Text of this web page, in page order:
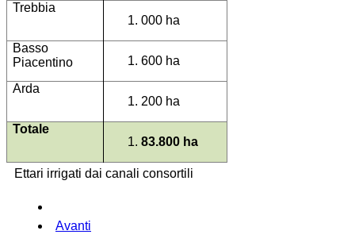
Trebbia
000 ha
Basso
Piacentino
600 ha
Arda
200 ha
Totale
83.800 ha
Ettari irrigati dai canali consortili
Avanti